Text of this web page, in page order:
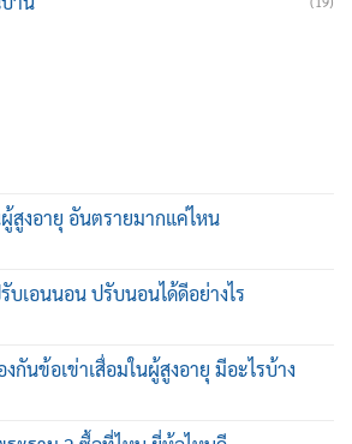
สูงอายุ อันตรายมากแค่ไหน
บเอนนอน ปรับนอนได้ดีอย่างไร
กันข้อเข่าเสื่อมในผู้สูงอายุ มีอะไรบ้าง